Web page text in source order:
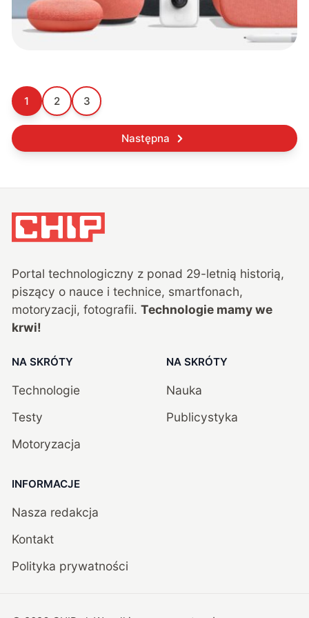
1 2 3
Następna
Portal technologiczny z ponad 29-letnią historią,
piszący o nauce i technice, smartfonach,
motoryzacji, fotografii. Technologie mamy we
krwi!
NA SKRÓTY
Technologie
Testy
Motoryzacja
NA SKRÓTY
Nauka
Publicystyka
INFORMACJE
Nasza redakcja
Kontakt
Polityka prywatności